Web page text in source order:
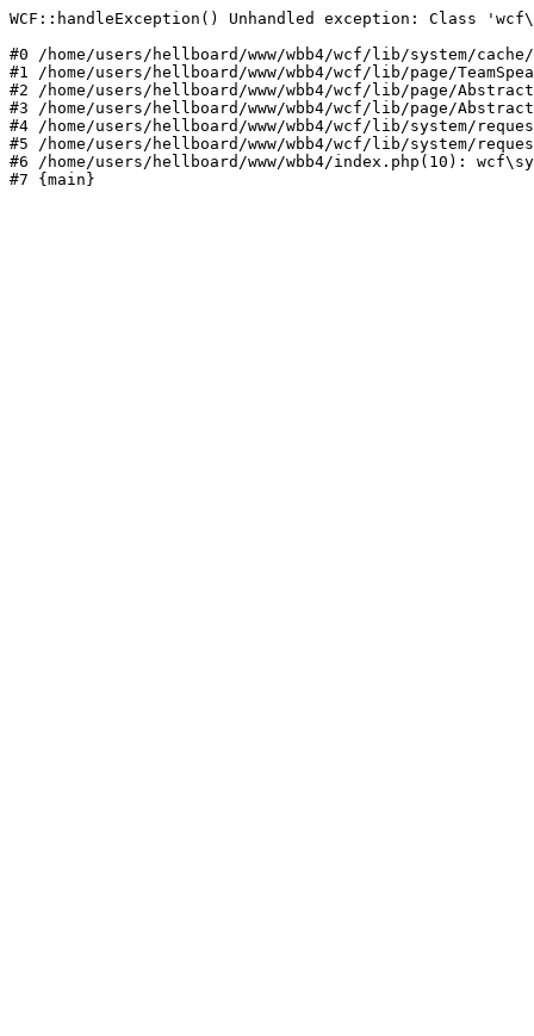
WCF::handleException() Unhandled exception: Class
#0 /home/users/hellboard/www/wbb4/wcf/lib/system/
#1 /home/users/hellboard/www/wbb4/wcf/lib/page/
#2 /home/users/hellboard/www/wbb4/wcf/lib/page/
#3 /home/users/hellboard/www/wbb4/wcf/lib/page/
#4 /home/users/hellboard/www/wbb4/wcf/lib/system/
#5 /home/users/hellboard/www/wbb4/wcf/lib/system/
#6 /home/users/hellboard/www/wbb4/index.php(10):
#7 {main}